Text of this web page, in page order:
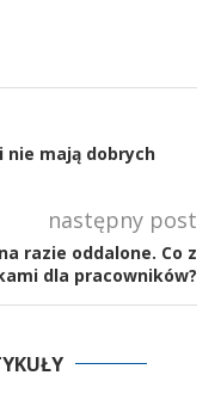
nie mają dobrych
następny post
razie oddalone. Co z
dla pracowników?